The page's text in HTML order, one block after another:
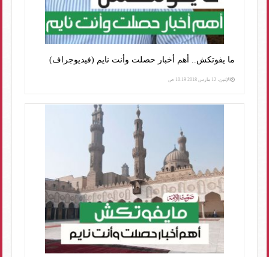
ما يفوتكش.. أهم أخبار حصلت وأنت نايم (فيديوجراف)
الإثنين، 12 مارس 2018 10:19 ص